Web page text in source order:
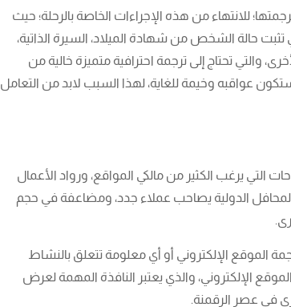
للانتهاء من هذه الإجراءات الخاصة بالرحلة؛ حيث
تثبت حالة الشخص من شهادة الميلاد، السيرة الذاتية،
والتي تحتاج إلى ترجمة احترافية متميزة خالية من
عواقبه وخيمة للغاية، لهذا السبب لابد من التعامل
التي يرغب الكثير من مالكي المواقع، ورواد الأعمال
الدولية يصاحب عملاء جدد، ومضاعفة في حجم
الموقع الإلكتروني أو أي معلومة تتعلق بالنشاط
الإلكتروني، والذي يعتبر النافذة المهمة لعرض
في عصر الرقمنة.